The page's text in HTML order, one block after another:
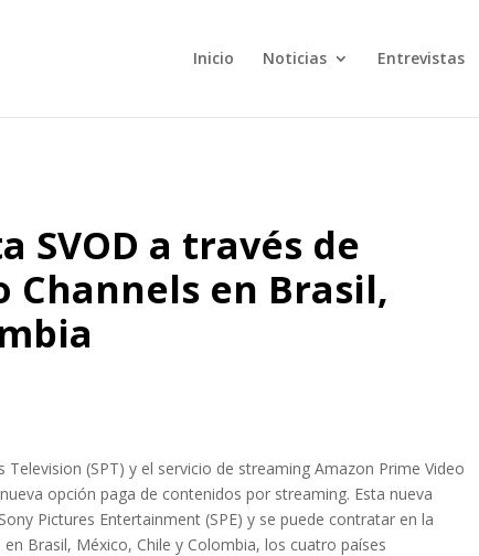
Inicio Noticias Entrevistas
SVOD a través de
Channels en Brasil,
(SPT) y el servicio de streaming Amazon Prime Video
opción paga de contenidos por streaming. Esta nueva
Pictures Entertainment (SPE) y se puede contratar en la
Brasil, México, Chile y Colombia, los cuatro países